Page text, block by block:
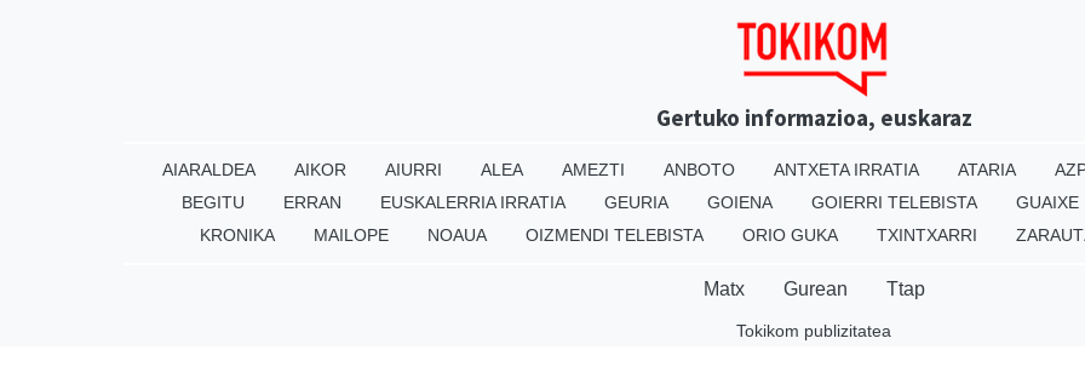
Gertuko informazioa, euskaraz
AIARALDEA AIKOR AIURRI ALEA AMEZTI ANBOTO ANTXETA IRRATIA ATARIA
BEGITU
ERRAN EUSKALERRIA IRRATIA GEURIA GOIENA GOIERRI TELEBISTA GUAIXE
KRONIKA
MAILOPE NOAUA OIZMENDI TELEBISTA ORIO GUKA TXINTXARRI
Matx Gurean Ttap
Tokikom publizitatea